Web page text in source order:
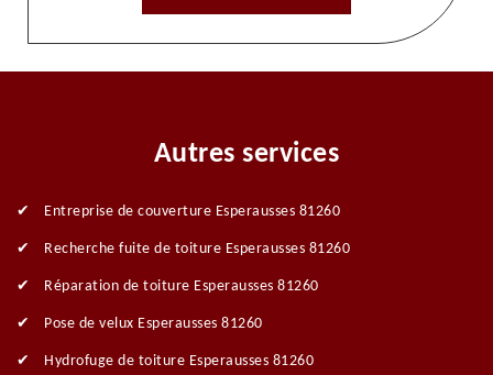
Autres services
Entreprise de couverture Esperausses 81260
Recherche fuite de toiture Esperausses 81260
Réparation de toiture Esperausses 81260
Pose de velux Esperausses 81260
Hydrofuge de toiture Esperausses 81260